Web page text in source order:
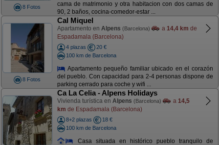
8 Fotos
cama de matrimonio y otra habitacion con dos camas de
90, 2 baños, cocina-comedor-estar ...
8 Fotos
Cal Miquel
Apartamento en Alpens (Barcelona) a 14,4 km de
Espadamala (Barcelona)
4 plazas
20 €
100 km de Barcelona
Apartamento pequeño familiar ubicado en el corazón
del pueblo. Con capacidad para 2-4 personas dispone de
parking cerrado para coche y wifi ...
Ca La Celia - Alpens Holidays
Vivienda turística en Alpens (Barcelona) a 14,5
km de Espadamala (Barcelona)
8+2 plazas
18 €
100 km de Barcelona
Casa situada en histórico pueblo tranquilo de